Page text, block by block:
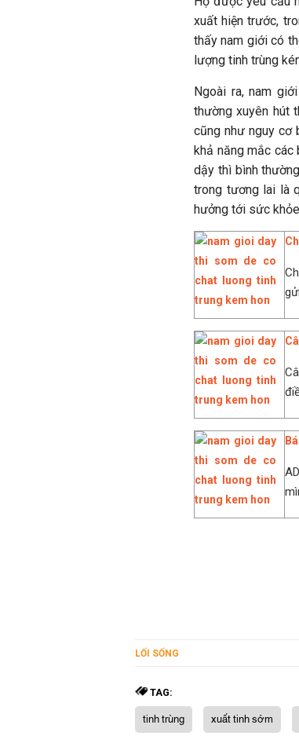
xuất hiện trước,
thấy nam giới có
lượng tinh trùng
Ngoài ra, nam
thường xuyên hút
cũng như nguy cơ
khả năng mắc các
dậy thì bình
trong tương lai là
hưởng tới sức
LỐI SỐNG
TAG:
tinh trùng xuất tinh sớm